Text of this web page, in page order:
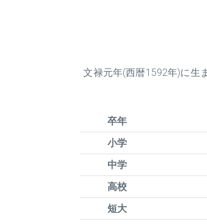
文禄元年(西暦1592年)に生
卒年
小学
中学
高校
短大